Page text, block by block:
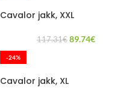
Cavalor jakk, XXL
117.31€ 89.74€
-24%
Cavalor jakk, XL